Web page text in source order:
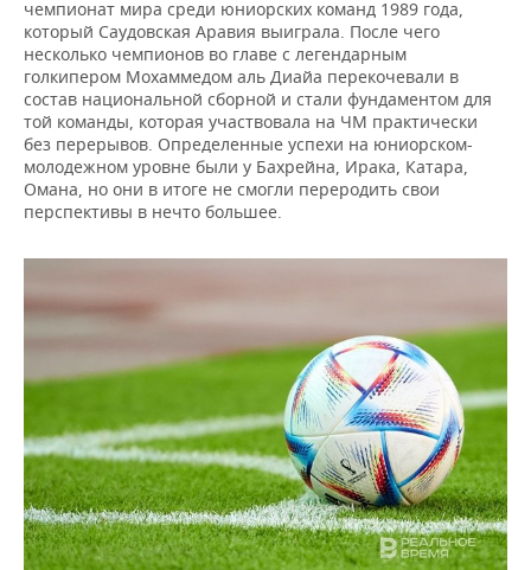
чемпионат мира среди юниорских команд 1989 года,
который Саудовская Аравия выиграла. После чего
несколько чемпионов во главе с легендарным
голкипером Мохаммедом аль Диайа перекочевали в
состав национальной сборной и стали фундаментом для
той команды, которая участвовала на ЧМ практически
без перерывов. Определенные успехи на юниорском-
молодежном уровне были у Бахрейна, Ирака, Катара,
Омана, но они в итоге не смогли переродить свои
перспективы в нечто большее.